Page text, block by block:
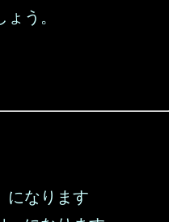
う。
になります